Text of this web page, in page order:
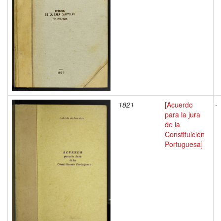
1821
[Acuerdo
para la jura
de la
Constituición
Portuguesa]
-